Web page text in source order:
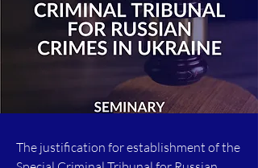
The justification for establishment of the